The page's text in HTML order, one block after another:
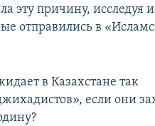
эту причину, исследуя
отправились в
в Казахстане так
если они